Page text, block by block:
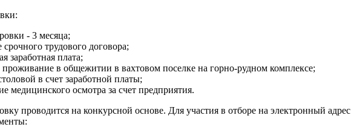
- 3 месяца;
срочного трудового договора;
заработная плата;
проживание в общежитии в вахтовом поселке на горно-рудном комплексе;
в счет заработной платы;
медицинского осмотра за счет предприятия.
проводится на конкурсной основе. Для участия в отборе на электронный адрес